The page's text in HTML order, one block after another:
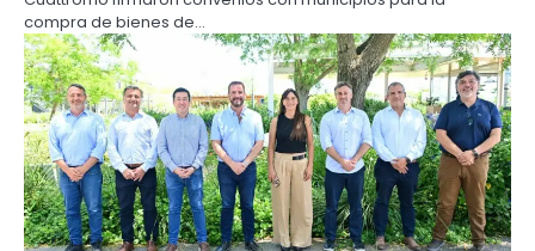
compra de bienes de…